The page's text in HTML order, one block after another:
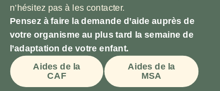
n’hésitez pas à les contacter.
Pensez à faire la demande d’aide auprès de
votre organisme au plus tard la semaine de
l’adaptation de votre enfant.
Aides de la
CAF
Aides de la
MSA